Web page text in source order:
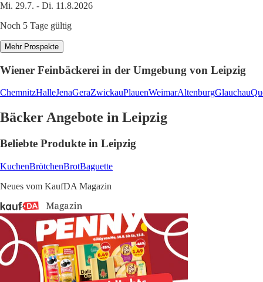
Mi. 29.7. - Di. 11.8.2026
Noch 5 Tage gültig
Mehr Prospekte
Wiener Feinbäckerei in der Umgebung von Leipzig
ChemnitzHalleJenaGeraZwickauPlauenWeimarAltenburgGlauchau
Bäcker Angebote in Leipzig
Beliebte Produkte in Leipzig
KuchenBrötchenBrotBaguette
Neues vom KaufDA Magazin